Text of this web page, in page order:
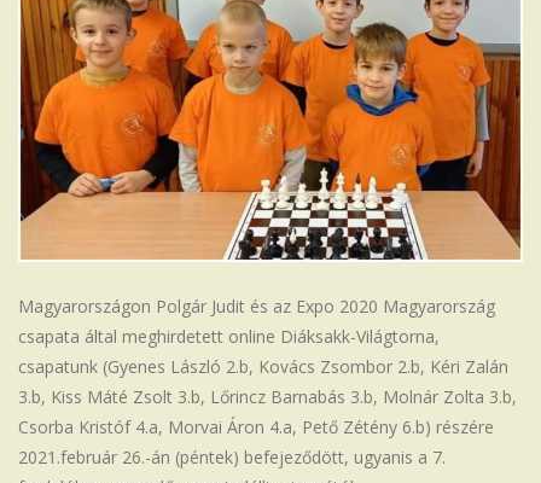
Magyarországon Polgár Judit és az Expo 2020 Magyarország
csapata által meghirdetett online Diáksakk-Világtorna,
csapatunk (Gyenes László 2.b, Kovács Zsombor 2.b, Kéri Zalán
3.b, Kiss Máté Zsolt 3.b, Lőrincz Barnabás 3.b, Molnár Zolta 3.b,
Csorba Kristóf 4.a, Morvai Áron 4.a, Pető Zétény 6.b) részére
2021.február 26.-án (péntek) befejeződött, ugyanis a 7.